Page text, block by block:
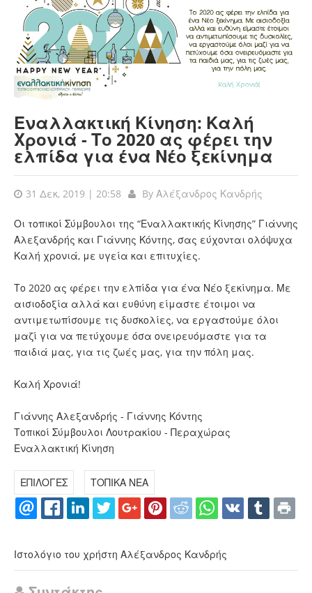
Εναλλακτική Κίνηση: Καλή
Χρονιά - Το 2020 ας φέρει την
ελπίδα για ένα Νέο ξεκίνημα
31 Δεκ, 2019 | 20:58 By Αλέξανδρος Κανδρής
Οι τοπικοί Σύμβουλοι της “Εναλλακτικής Κίνησης” Γιάννης
Αλεξανδρής και Γιάννης Κόντης, σας εύχονται ολόψυχα
Καλή χρονιά, με υγεία και επιτυχίες.
Το 2020 ας φέρει την ελπίδα για ένα Νέο ξεκίνημα. Με
αισιοδοξία αλλά και ευθύνη είμαστε έτοιμοι να
αντιμετωπίσουμε τις δυσκολίες, να εργαστούμε όλοι
μαζί για να πετύχουμε όσα ονειρευόμαστε για τα
παιδιά μας, για τις ζωές μας, για την πόλη μας.
Καλή Χρονιά!
Γιάννης Αλεξανδρής - Γιάννης Κόντης
Τοπικοί Σύμβουλοι Λουτρακίου - Περαχώρας
Εναλλακτική Κίνηση
ΕΠΙΛΟΓΕΣ ΤΟΠΙΚΑ ΝΕΑ
Ιστολόγιο του χρήστη Αλέξανδρος Κανδρής